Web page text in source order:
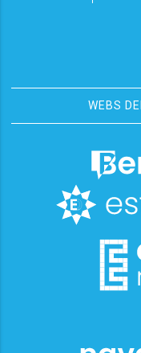
WEBS